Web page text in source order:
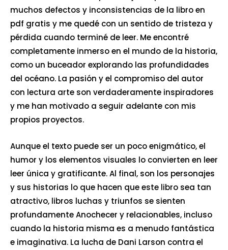
muchos defectos y inconsistencias de la libro en
pdf gratis y me quedé con un sentido de tristeza y
pérdida cuando terminé de leer. Me encontré
completamente inmerso en el mundo de la historia,
como un buceador explorando las profundidades
del océano. La pasión y el compromiso del autor
con lectura arte son verdaderamente inspiradores
y me han motivado a seguir adelante con mis
propios proyectos.
Aunque el texto puede ser un poco enigmático, el
humor y los elementos visuales lo convierten en leer
leer única y gratificante. Al final, son los personajes
y sus historias lo que hacen que este libro sea tan
atractivo, libros luchas y triunfos se sienten
profundamente Anochecer y relacionables, incluso
cuando la historia misma es a menudo fantástica
e imaginativa. La lucha de Dani Larson contra el